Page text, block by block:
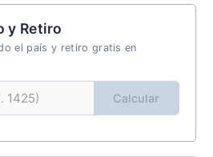
y Retiro
el país y retiro gratis en
Calcular